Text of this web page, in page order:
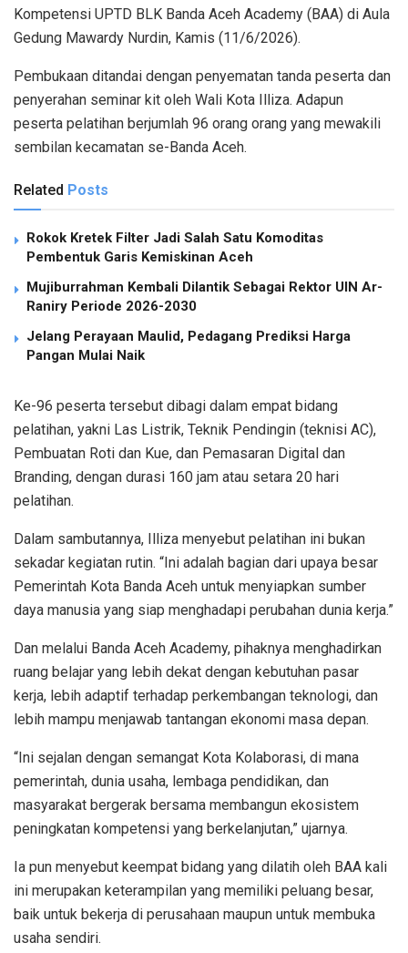
Kompetensi UPTD BLK Banda Aceh Academy (BAA) di Aula
Gedung Mawardy Nurdin, Kamis (11/6/2026).
Pembukaan ditandai dengan penyematan tanda peserta dan
penyerahan seminar kit oleh Wali Kota Illiza. Adapun
peserta pelatihan berjumlah 96 orang orang yang mewakili
sembilan kecamatan se-Banda Aceh.
Related Posts
Rokok Kretek Filter Jadi Salah Satu Komoditas
Pembentuk Garis Kemiskinan Aceh
Mujiburrahman Kembali Dilantik Sebagai Rektor UIN Ar-
Raniry Periode 2026-2030
Jelang Perayaan Maulid, Pedagang Prediksi Harga
Pangan Mulai Naik
Ke-96 peserta tersebut dibagi dalam empat bidang
pelatihan, yakni Las Listrik, Teknik Pendingin (teknisi AC),
Pembuatan Roti dan Kue, dan Pemasaran Digital dan
Branding, dengan durasi 160 jam atau setara 20 hari
pelatihan.
Dalam sambutannya, Illiza menyebut pelatihan ini bukan
sekadar kegiatan rutin. “Ini adalah bagian dari upaya besar
Pemerintah Kota Banda Aceh untuk menyiapkan sumber
daya manusia yang siap menghadapi perubahan dunia kerja.”
Dan melalui Banda Aceh Academy, pihaknya menghadirkan
ruang belajar yang lebih dekat dengan kebutuhan pasar
kerja, lebih adaptif terhadap perkembangan teknologi, dan
lebih mampu menjawab tantangan ekonomi masa depan.
“Ini sejalan dengan semangat Kota Kolaborasi, di mana
pemerintah, dunia usaha, lembaga pendidikan, dan
masyarakat bergerak bersama membangun ekosistem
peningkatan kompetensi yang berkelanjutan,” ujarnya.
Ia pun menyebut keempat bidang yang dilatih oleh BAA kali
ini merupakan keterampilan yang memiliki peluang besar,
baik untuk bekerja di perusahaan maupun untuk membuka
usaha sendiri.